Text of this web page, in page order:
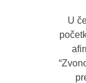
U